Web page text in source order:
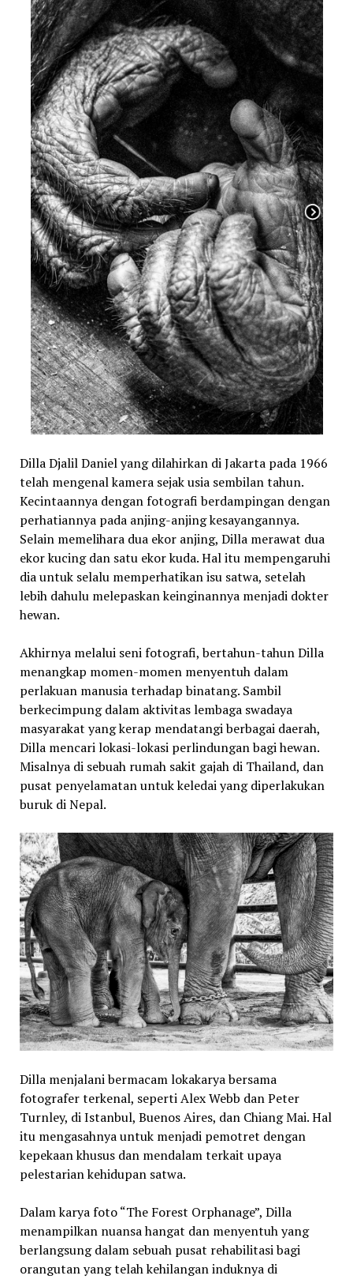
Dilla Djalil Daniel yang dilahirkan di Jakarta pada 1966
telah mengenal kamera sejak usia sembilan tahun.
Kecintaannya dengan fotografi berdampingan dengan
perhatiannya pada anjing-anjing kesayangannya.
Selain memelihara dua ekor anjing, Dilla merawat dua
ekor kucing dan satu ekor kuda. Hal itu mempengaruhi
dia untuk selalu memperhatikan isu satwa, setelah
lebih dahulu melepaskan keinginannya menjadi dokter
hewan.
Akhirnya melalui seni fotografi, bertahun-tahun Dilla
menangkap momen-momen menyentuh dalam
perlakuan manusia terhadap binatang. Sambil
berkecimpung dalam aktivitas lembaga swadaya
masyarakat yang kerap mendatangi berbagai daerah,
Dilla mencari lokasi-lokasi perlindungan bagi hewan.
Misalnya di sebuah rumah sakit gajah di Thailand, dan
pusat penyelamatan untuk keledai yang diperlakukan
buruk di Nepal.
Dilla menjalani bermacam lokakarya bersama
fotografer terkenal, seperti Alex Webb dan Peter
Turnley, di Istanbul, Buenos Aires, dan Chiang Mai. Hal
itu mengasahnya untuk menjadi pemotret dengan
kepekaan khusus dan mendalam terkait upaya
pelestarian kehidupan satwa.
Dalam karya foto “The Forest Orphanage”, Dilla
menampilkan nuansa hangat dan menyentuh yang
berlangsung dalam sebuah pusat rehabilitasi bagi
orangutan yang telah kehilangan induknya di